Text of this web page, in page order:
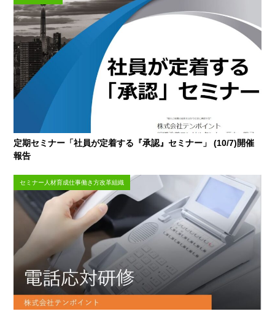
定期セミナー「社員が定着する『承認』セミナー」 (10/7)開催
報告
セミナー人材育成仕事働き方改革組織